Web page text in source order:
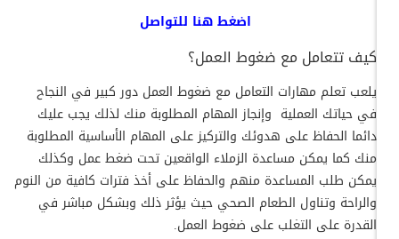
اضغطهناللتواصل
كيف تتعامل مع ضغوط العمل؟
يلعب تعلم مهارات التعامل مع ضغوط العمل دور كبير في النجاح
في حياتك العملية وإنجاز المهام المطلوبة منك لذلك يجب عليك
دائما الحفاظ على هدوئك والتركيز على المهام الأساسية المطلوبة
منك كما يمكن مساعدة الزملاء الواقعين تحت ضغط عمل وكذلك
يمكن طلب المساعدة منهم والحفاظ على أخذ فترات كافية من النوم
والراحة وتناول الطعام الصحي حيث يؤثر ذلك وبشكل مباشر في
القدرة على التغلب على ضغوط العمل.